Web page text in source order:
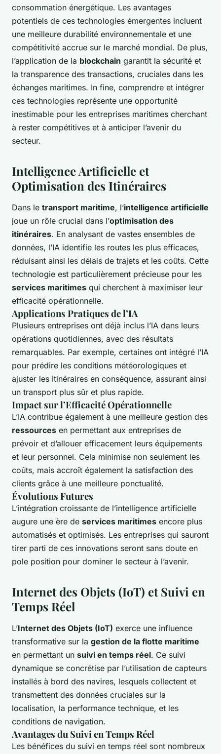
consommation énergétique. Les avantages
potentiels de ces technologies émergentes incluent
une meilleure durabilité environnementale et une
compétitivité accrue sur le marché mondial. De plus,
l’application de la blockchain garantit la sécurité et
la transparence des transactions, cruciales dans les
échanges maritimes. In fine, comprendre et intégrer
ces technologies représente une opportunité
inestimable pour les entreprises maritimes cherchant
à rester compétitives et à anticiper l’avenir du
secteur.
Intelligence Artificielle et
Optimisation des Itinéraires
Dans le transport maritime, l’intelligence artificielle
joue un rôle crucial dans l’optimisation des
itinéraires. En analysant de vastes ensembles de
données, l’IA identifie les routes les plus efficaces,
réduisant ainsi les délais de trajets et les coûts. Cette
technologie est particulièrement précieuse pour les
services maritimes qui cherchent à maximiser leur
efficacité opérationnelle.
Applications Pratiques de l’IA
Plusieurs entreprises ont déjà inclus l’IA dans leurs
opérations quotidiennes, avec des résultats
remarquables. Par exemple, certaines ont intégré l’IA
pour prédire les conditions météorologiques et
ajuster les itinéraires en conséquence, assurant ainsi
un transport plus sûr et plus rapide.
Impact sur l’Efficacité Opérationnelle
L’IA contribue également à une meilleure gestion des
ressources en permettant aux entreprises de
prévoir et d’allouer efficacement leurs équipements
et leur personnel. Cela minimise non seulement les
coûts, mais accroît également la satisfaction des
clients grâce à une meilleure ponctualité.
Évolutions Futures
L’intégration croissante de l’intelligence artificielle
augure une ère de services maritimes encore plus
automatisés et optimisés. Les entreprises qui sauront
tirer parti de ces innovations seront sans doute en
pole position pour dominer le secteur à l’avenir.
Internet des Objets (IoT) et Suivi en
Temps Réel
L’Internet des Objets (IoT) exerce une influence
transformative sur la gestion de la flotte maritime
en permettant un suivi en temps réel. Ce suivi
dynamique se concrétise par l’utilisation de capteurs
installés à bord des navires, lesquels collectent et
transmettent des données cruciales sur la
localisation, la performance technique, et les
conditions de navigation.
Avantages du Suivi en Temps Réel
Les bénéfices du suivi en temps réel sont nombreux